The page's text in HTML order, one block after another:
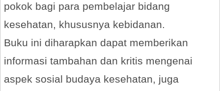
pokok bagi para pembelajar bidang
kesehatan, khususnya kebidanan.
Buku ini diharapkan dapat memberikan
informasi tambahan dan kritis mengenai
aspek sosial budaya kesehatan, juga